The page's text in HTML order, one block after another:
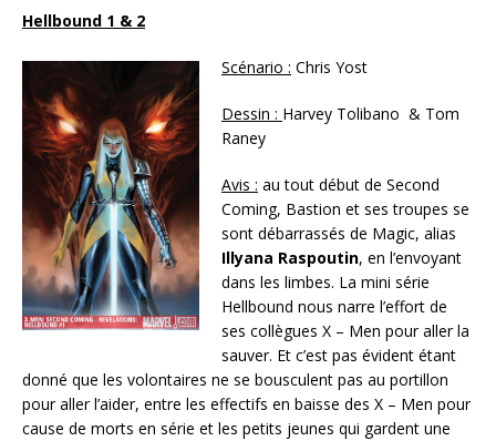
Hellbound 1 & 2
Scénario : Chris Yost
Dessin : Harvey Tolibano & Tom
Raney
Avis : au tout début de Second
Coming, Bastion et ses troupes se
sont débarrassés de Magic, alias
Illyana Raspoutin, en l’envoyant
dans les limbes. La mini série
Hellbound nous narre l’effort de
ses collègues X – Men pour aller la
sauver. Et c’est pas évident étant
donné que les volontaires ne se bousculent pas au portillon
pour aller l’aider, entre les effectifs en baisse des X – Men pour
cause de morts en série et les petits jeunes qui gardent une